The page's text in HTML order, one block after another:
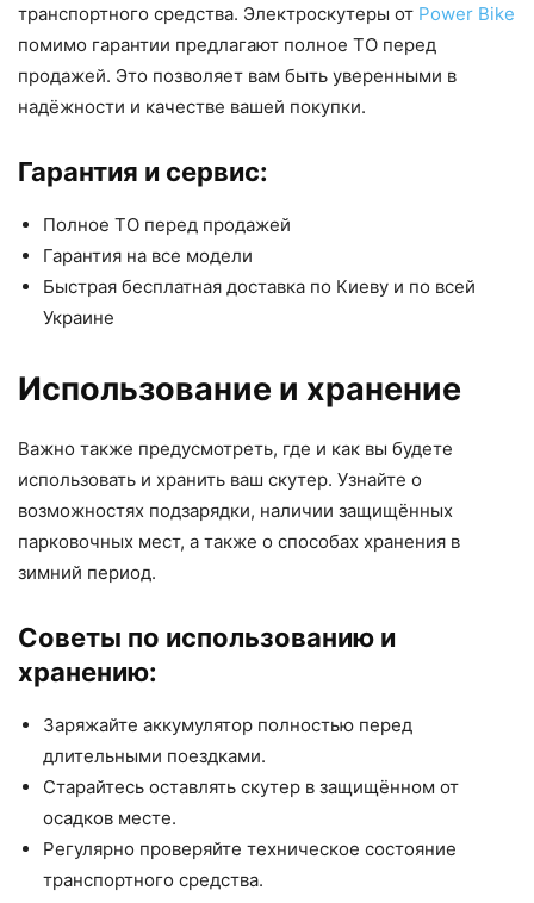
транспортного средства. Электроскутеры от Power Bike
помимо гарантии предлагают полное ТО перед
продажей. Это позволяет вам быть уверенными в
надёжности и качестве вашей покупки.
Гарантия и сервис:
Полное ТО перед продажей
Гарантия на все модели
Быстрая бесплатная доставка по Киеву и по всей
Украине
Использование и хранение
Важно также предусмотреть, где и как вы будете
использовать и хранить ваш скутер. Узнайте о
возможностях подзарядки, наличии защищённых
парковочных мест, а также о способах хранения в
зимний период.
Советы по использованию и
хранению:
Заряжайте аккумулятор полностью перед
длительными поездками.
Старайтесь оставлять скутер в защищённом от
осадков месте.
Регулярно проверяйте техническое состояние
транспортного средства.